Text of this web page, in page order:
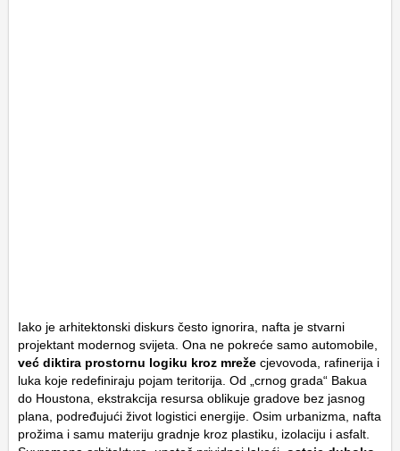
Iako je arhitektonski diskurs često ignorira, nafta je stvarni
projektant modernog svijeta. Ona ne pokreće samo automobile,
već diktira prostornu logiku kroz mreže cjevovoda, rafinerija i
luka koje redefiniraju pojam teritorija. Od „crnog grada“ Bakua
do Houstona, ekstrakcija resursa oblikuje gradove bez jasnog
plana, podređujući život logistici energije. Osim urbanizma, nafta
prožima i samu materiju gradnje kroz plastiku, izolaciju i asfalt.